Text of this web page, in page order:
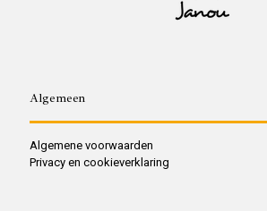
Algemeen
Algemene voorwaarden
Privacy en cookieverklaring